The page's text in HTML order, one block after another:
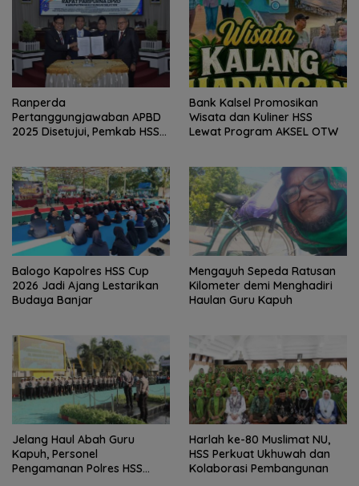
Ranperda
Pertanggungjawaban APBD
2025 Disetujui, Pemkab HSS
Bank Kalsel Promosikan
Wisata dan Kuliner HSS
Lewat Program AKSEL OTW
Balogo Kapolres HSS Cup
2026 Jadi Ajang Lestarikan
Budaya Banjar
Mengayuh Sepeda Ratusan
Kilometer demi Menghadiri
Haulan Guru Kapuh
Jelang Haul Abah Guru
Kapuh, Personel
Pengamanan Polres HSS
Harlah ke-80 Muslimat NU,
HSS Perkuat Ukhuwah dan
Kolaborasi Pembangunan